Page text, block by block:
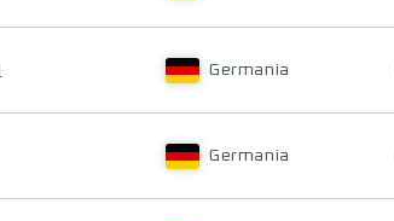
Germania
Germania